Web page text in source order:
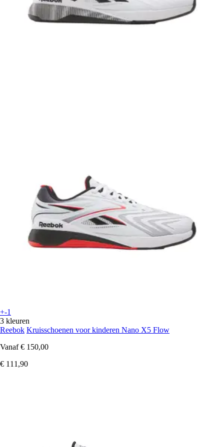
+-1
3 kleuren
Reebok Kruisschoenen voor kinderen Nano X5 Flow
Vanaf € 150,00
€ 111,90